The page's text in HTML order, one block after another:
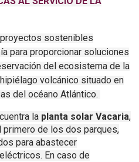
sostenibles
para proporcionar soluciones
del ecosistema de la
volcánico situado en
del océano Atlántico.
la planta solar Vacaria,
primero de los dos parques,
para abastecer
En caso de